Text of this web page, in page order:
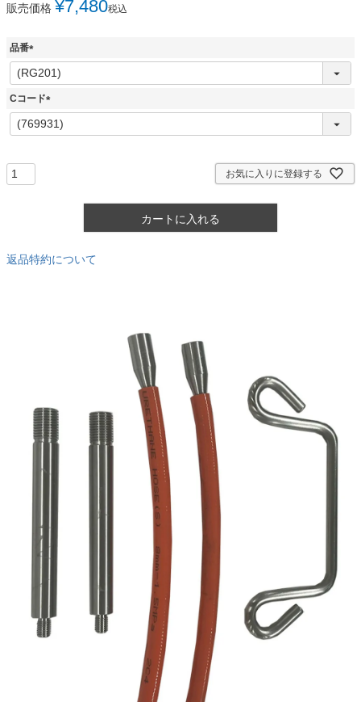
販売価格 ¥7,480税込
品番
(
必
須
Cコード
(
必
お気に入りに登録する
カートに入れる
返品特約について